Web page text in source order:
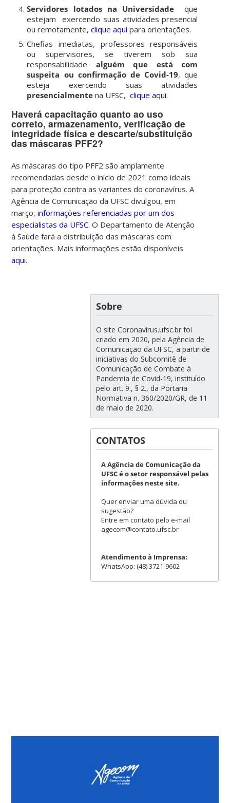
Servidores lotados na Universidade
que
estejam exercendo suas atividades presencial
ou remotamente,clique aqui para orientações.
Chefias imediatas, professores responsáveis
ou supervisores, se tiverem sob sua
responsabilidade alguém que está com
suspeita ou confirmação de Covid-19, que
esteja exercendo suas atividades
presencialmente na UFSC,clique aqui.
Haverá capacitação quanto ao uso
correto, armazenamento, verificação de
integridade física e descarte/substituição
das máscaras PFF2?
As máscaras do tipo PFF2 são amplamente
recomendadas desde o início de 2021 como ideais
para proteção contra as variantes do coronavírus. A
Agência de Comunicação da UFSC divulgou, em
março,informações referenciadas por um dos
especialistas da UFSC.O Departamento de Atenção
à Saúde fará a distribuição das máscaras com
orientações. Mais informações estão disponíveis
aqui.
Sobre
O site Coronavirus.ufsc.br foi
criado em 2020, pela Agência de
Comunicação da UFSC, a partir de
iniciativas do Subcomitê de
Comunicação de Combate à
Pandemia de Covid-19, instituído
pelo art. 9., § 2., da Portaria
Normativa n. 360/2020/GR, de 11
de maio de 2020.
CONTATOS
A Agência de Comunicação da
UFSC é o setor responsável pelas
informações neste site.
Quer enviar uma dúvida ou
sugestão?
Entre em contato pelo e-mail
agecom@contato.ufsc.br
Atendimento à Imprensa:
WhatsApp: (48) 3721-9602